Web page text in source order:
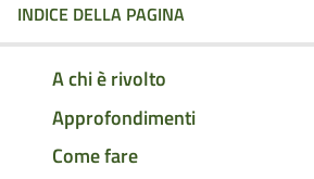
INDICE DELLA PAGINA
A chi è rivolto
Approfondimenti
Come fare